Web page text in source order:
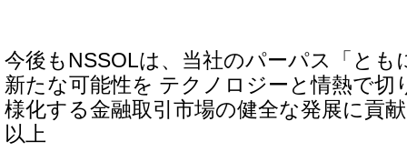
今後もNSSOLは、当社のパーパス「とも
新たな可能性を テクノロジーと情熱で切
様化する金融取引市場の健全な発展に貢
以上